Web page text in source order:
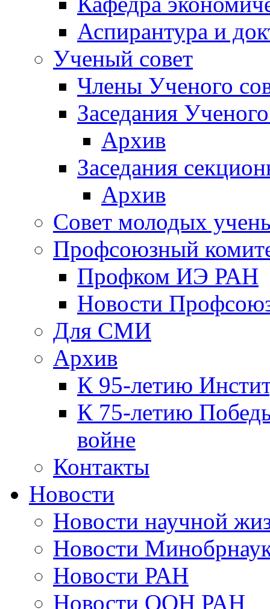
Аспирантура и
Ученый совет
Члены Ученого
Заседания
Архив
Заседания
Архив
Совет молодых
Профсоюзный
Профком ИЭ РАН
Новости
Для СМИ
Архив
К 95-летию
К 75-летию
войне
Контакты
Новости
Новости научной
Новости
Новости РАН
Новости ООН РАН